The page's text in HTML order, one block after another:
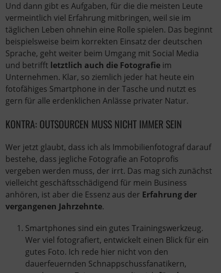
Und dann gibt es Aufgaben, für die die meisten Leute
vermeintlich viel Erfahrung mitbringen, weil sie im
täglichen Leben ohnehin eine Rolle spielen. Das beginnt
beispielsweise beim korrekten Einsatz der deutschen
Sprache, geht weiter beim Umgang mit Social Media
und betrifft letztlich auch die Fotografie im
Unternehmen. Klar, so ziemlich jeder hat heute ein
fotofähiges Smartphone in der Tasche und nutzt es
gern für alle erdenklichen Anlässe privater Natur.
KONTRA: OUTSOURCEN MUSS NICHT IMMER SEIN
Wer jetzt glaubt, dass ich als Immobilienfotograf darauf
bestehe, dass jegliche Fotografie an Fotoprofis
vergeben werden muss, der irrt. Das mag sich zunächst
vielleicht geschäftsschädigend für mein Business
anhören, ist aber die Essenz aus der Erfahrung der
vergangenen Jahrzehnte.
Smartphones sind ein gutes Trainingswerkzeug.
Wer viel fotografiert, entwickelt einen Blick für ein
gutes Foto. Ich rede hier nicht von den
dauerfeuernden Schnappschussfanatikern,